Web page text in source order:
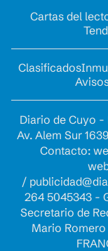
Cartas del
Clasificados
Diario de Cuyo -
Av. Alem Sur
Contacto:
/
264 5045343 -
Secretario de
Mario